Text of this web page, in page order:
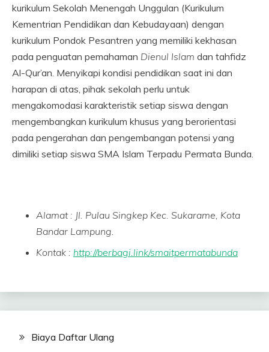
kurikulum Sekolah Menengah Unggulan (Kurikulum
Kementrian Pendidikan dan Kebudayaan) dengan
kurikulum Pondok Pesantren yang memiliki kekhasan
pada penguatan pemahaman Dienul Islam dan tahfidz
Al-Qur’an. Menyikapi kondisi pendidikan saat ini dan
harapan di atas, pihak sekolah perlu untuk
mengakomodasi karakteristik setiap siswa dengan
mengembangkan kurikulum khusus yang berorientasi
pada pengerahan dan pengembangan potensi yang
dimiliki setiap siswa SMA Islam Terpadu Permata Bunda.
Alamat : Jl. Pulau Singkep Kec. Sukarame, Kota
Bandar Lampung.
Kontak : http://berbagi.link/smaitpermatabunda
Biaya Daftar Ulang